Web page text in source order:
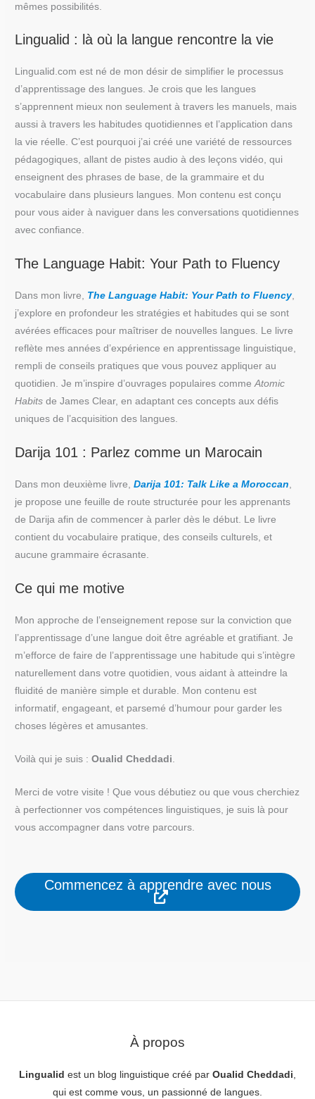
mêmes possibilités.
Lingualid : là où la langue rencontre la vie
Lingualid.com est né de mon désir de simplifier le processus
d’apprentissage des langues. Je crois que les langues
s’apprennent mieux non seulement à travers les manuels, mais
aussi à travers les habitudes quotidiennes et l’application dans
la vie réelle. C’est pourquoi j’ai créé une variété de ressources
pédagogiques, allant de pistes audio à des leçons vidéo, qui
enseignent des phrases de base, de la grammaire et du
vocabulaire dans plusieurs langues. Mon contenu est conçu
pour vous aider à naviguer dans les conversations quotidiennes
avec confiance.
The Language Habit: Your Path to Fluency
Dans mon livre, The Language Habit: Your Path to Fluency,
j’explore en profondeur les stratégies et habitudes qui se sont
avérées efficaces pour maîtriser de nouvelles langues. Le livre
reflète mes années d’expérience en apprentissage linguistique,
rempli de conseils pratiques que vous pouvez appliquer au
quotidien. Je m’inspire d’ouvrages populaires commeAtomic
Habits de James Clear, en adaptant ces concepts aux défis
uniques de l’acquisition des langues.
Darija 101 : Parlez comme un Marocain
Dans mon deuxième livre,Darija 101: Talk Like a Moroccan,
je propose une feuille de route structurée pour les apprenants
de Darija afin de commencer à parler dès le début. Le livre
contient du vocabulaire pratique, des conseils culturels, et
aucune grammaire écrasante.
Ce qui me motive
Mon approche de l’enseignement repose sur la conviction que
l’apprentissage d’une langue doit être agréable et gratifiant. Je
m’efforce de faire de l’apprentissage une habitude qui s’intègre
naturellement dans votre quotidien, vous aidant à atteindre la
fluidité de manière simple et durable. Mon contenu est
informatif, engageant, et parsemé d’humour pour garder les
choses légères et amusantes.
Voilà qui je suis :Oualid Cheddadi
Merci de votre visite ! Que vous débutiez ou que vous cherchiez
à perfectionner vos compétences linguistiques, je suis là pour
vous accompagner dans votre parcours.
Commencez à apprendre avec nous
À propos
Lingualid est un blog linguistique créé par Oualid Cheddadi
qui est comme vous, un passionné de langues.